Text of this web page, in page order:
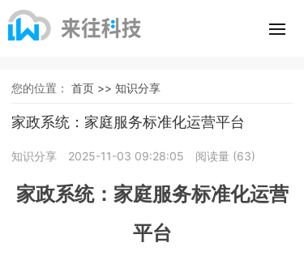
您的位置： 首页 >> 知识分享
家政系统：家庭服务标准化运营平台
知识分享 2025-11-03 09:28:05 阅读量 (63)
家政系统：家庭服务标准化运营
平台